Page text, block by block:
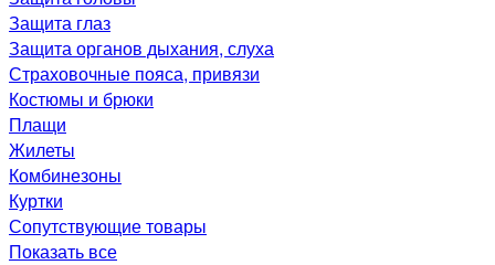
Защита глаз
Защита органов дыхания, слуха
Страховочные пояса, привязи
Костюмы и брюки
Плащи
Жилеты
Комбинезоны
Куртки
Сопутствующие товары
Показать все